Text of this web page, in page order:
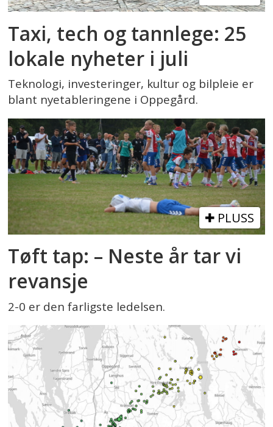
Taxi, tech og tannlege: 25
lokale nyheter i juli
Teknologi, investeringer, kultur og bilpleie er
blant nyetableringene i Oppegård.
PLUSS
Tøft tap: – Neste år tar vi
revansje
2-0 er den farligste ledelsen.